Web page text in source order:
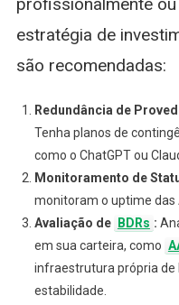
profissionalmente
estratégia de
são recomendadas:
Redundância de
Tenha planos de
como o ChatGPT ou
Monitoramento de
monitoram o uptime das
Avaliação de
BDRs :
em sua carteira, como
infraestrutura própria de
estabilidade.